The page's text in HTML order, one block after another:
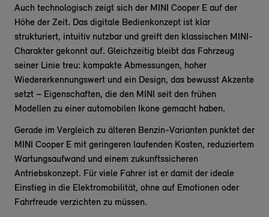
Auch technologisch zeigt sich der MINI Cooper E auf der
Höhe der Zeit. Das digitale Bedienkonzept ist klar
strukturiert, intuitiv nutzbar und greift den klassischen MINI-
Charakter gekonnt auf. Gleichzeitig bleibt das Fahrzeug
seiner Linie treu: kompakte Abmessungen, hoher
Wiedererkennungswert und ein Design, das bewusst Akzente
setzt – Eigenschaften, die den MINI seit den frühen
Modellen zu einer automobilen Ikone gemacht haben.
Gerade im Vergleich zu älteren Benzin-Varianten punktet der
MINI Cooper E mit geringeren laufenden Kosten, reduziertem
Wartungsaufwand und einem zukunftssicheren
Antriebskonzept. Für viele Fahrer ist er damit der ideale
Einstieg in die Elektromobilität, ohne auf Emotionen oder
Fahrfreude verzichten zu müssen.